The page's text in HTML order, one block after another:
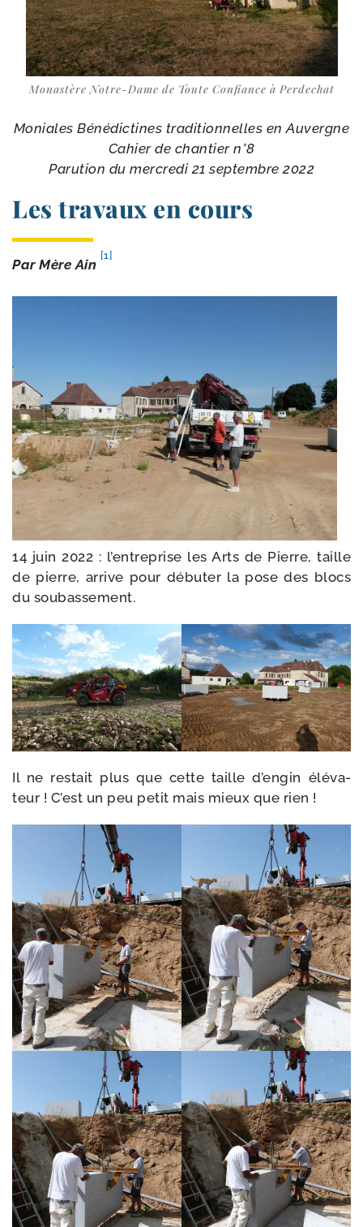
Monastère Notre-​Dame de Toute Confiance à Perdechat
Moniales Bénédictines tra­di­tion­nelles en Auvergne
Cahier de chan­tier n°8
Parution du mer­cre­di 21 sep­tembre 2022
Les travaux en cours
Par Mère Ain
[1]
14 juin 2022 : l’entreprise les Arts de Pierre, taille
de pierre, arrive pour débu­ter la pose des blocs
du soubassement.
Il ne res­tait plus que cette taille d’engin élé­va­
teur ! C’est un peu petit mais mieux que rien !